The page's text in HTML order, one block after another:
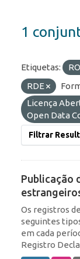
1
Etiquetas:
RDE
Licença
Open Data
Filtrar
Publicação
Os registros
seguintes
em cada
Registro